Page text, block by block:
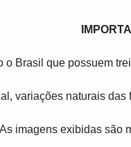
o Brasil que possuem
variações naturais
As imagens exibidas são